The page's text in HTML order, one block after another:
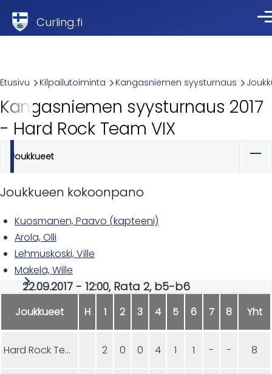
Curling.fi
Breadcrumb
Etusivu Kilpailutoiminta Kangasniemen syysturnaus
Kangasniemen syysturnaus 2017
- Hard Rock Team VIX
Ensisijaiset
välilehdet
Joukkueet
Joukkueen kokoonpano
Kuosmanen, Paavo (kapteeni)
Arola, Olli
Lehmuskoski, Ville
Mäkelä, Wille
22.09.2017 - 12:00, Rata 2, b5-b6
Joukkueet H 1 2 3 4 5 6 7 8 Yht
Hard Rock Team VIX 2 0 0 4 1 1 - - 8